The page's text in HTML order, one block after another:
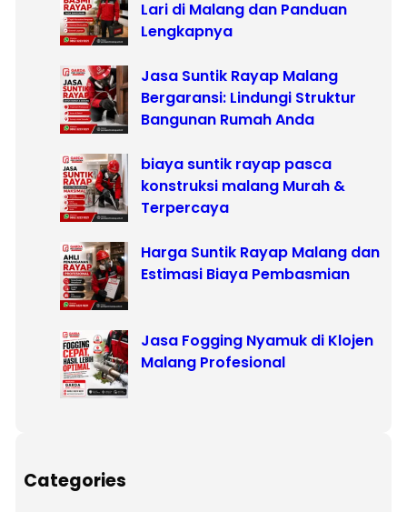
Lari di Malang dan Panduan
Lengkapnya
Jasa Suntik Rayap Malang
Bergaransi: Lindungi Struktur
Bangunan Rumah Anda
biaya suntik rayap pasca
konstruksi malang Murah &
Terpercaya
Harga Suntik Rayap Malang dan
Estimasi Biaya Pembasmian
Jasa Fogging Nyamuk di Klojen
Malang Profesional
Categories